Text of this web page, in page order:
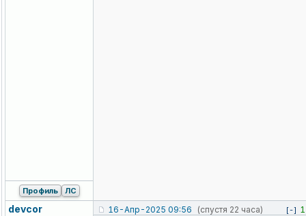
Профиль ЛС
devcor 16-Апр-2025 09:56 (спустя 22 часа) [-] 1